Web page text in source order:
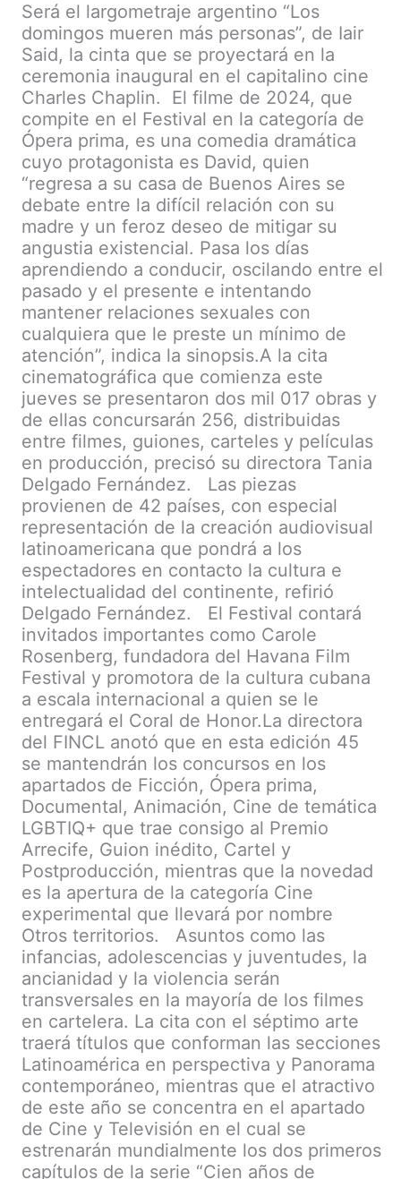
Será el largometraje argentino “Los
domingos mueren más personas”, de Iair
Said, la cinta que se proyectará en la
ceremonia inaugural en el capitalino cine
Charles Chaplin. El filme de 2024, que
compite en el Festival en la categoría de
Ópera prima, es una comedia dramática
cuyo protagonista es David, quien
“regresa a su casa de Buenos Aires se
debate entre la difícil relación con su
madre y un feroz deseo de mitigar su
angustia existencial. Pasa los días
aprendiendo a conducir, oscilando entre el
pasado y el presente e intentando
mantener relaciones sexuales con
cualquiera que le preste un mínimo de
atención”, indica la sinopsis.A la cita
cinematográfica que comienza este
jueves se presentaron dos mil 017 obras y
de ellas concursarán 256, distribuidas
entre filmes, guiones, carteles y películas
en producción, precisó su directora Tania
Delgado Fernández. Las piezas
provienen de 42 países, con especial
representación de la creación audiovisual
latinoamericana que pondrá a los
espectadores en contacto la cultura e
intelectualidad del continente, refirió
Delgado Fernández. El Festival contará
invitados importantes como Carole
Rosenberg, fundadora del Havana Film
Festival y promotora de la cultura cubana
a escala internacional a quien se le
entregará el Coral de Honor.La directora
del FINCL anotó que en esta edición 45
se mantendrán los concursos en los
apartados de Ficción, Ópera prima,
Documental, Animación, Cine de temática
LGBTIQ+ que trae consigo al Premio
Arrecife, Guion inédito, Cartel y
Postproducción, mientras que la novedad
es la apertura de la categoría Cine
experimental que llevará por nombre
Otros territorios. Asuntos como las
infancias, adolescencias y juventudes, la
ancianidad y la violencia serán
transversales en la mayoría de los filmes
en cartelera. La cita con el séptimo arte
traerá títulos que conforman las secciones
Latinoamérica en perspectiva y Panorama
contemporáneo, mientras que el atractivo
de este año se concentra en el apartado
de Cine y Televisión en el cual se
estrenarán mundialmente los dos primeros
capítulos de la serie “Cien años de